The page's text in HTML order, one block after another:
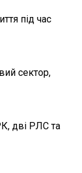
під час
сектор,
дві РЛС та